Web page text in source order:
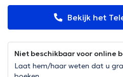
Bekijk het
Niet beschikbaar voor online
Laat hem/haar weten dat u